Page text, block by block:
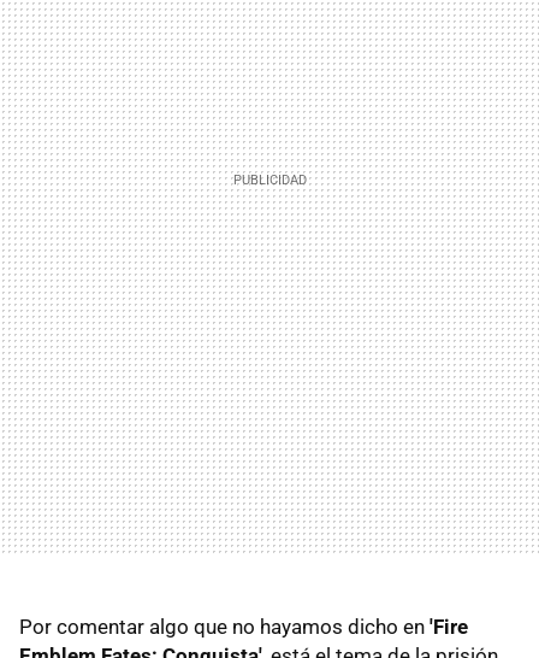
Por comentar algo que no hayamos dicho en 'Fire